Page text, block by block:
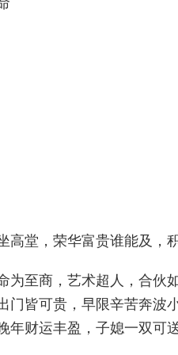
高堂，荣华富贵谁能及，
为至商，艺术超人，合伙
门皆可贵，早限辛苦奔波
年财运丰盈，子媳一双可